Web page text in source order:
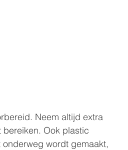
Neem altijd extra
Ook plastic
wordt gemaakt,